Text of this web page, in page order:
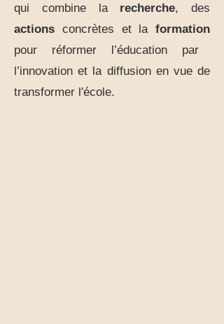
qui combine la recherche, des
actions concrètes et la formation
pour réformer l’éducation par
l’innovation et la diffusion en vue de
transformer l′école.